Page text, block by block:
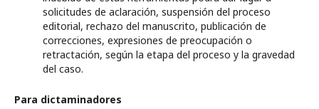
solicitudes de aclaración, suspensión del proceso
editorial, rechazo del manuscrito, publicación de
correcciones, expresiones de preocupación o
retractación, según la etapa del proceso y la gravedad
del caso.
Para dictaminadores